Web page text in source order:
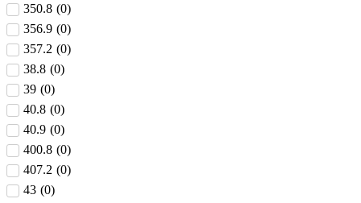
350.8 (0)
356.9 (0)
357.2 (0)
38.8 (0)
39 (0)
40.8 (0)
40.9 (0)
400.8 (0)
407.2 (0)
43 (0)